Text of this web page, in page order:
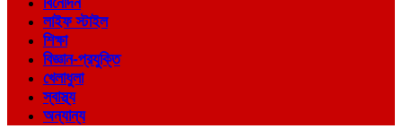
লাইফ স্টাইল
শিক্ষা
বিজ্ঞান-প্রযুক্তি
খেলাধুলা
স্বাস্থ্য
অন্যান্য